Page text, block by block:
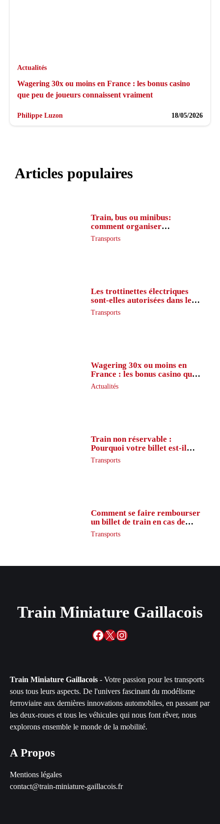
Actualités
Wagering 30x ou moins en France : les bonus casino
que peu de joueurs connaissent vraiment
Philippe Luzon 18/05/2026
Articles populaires
Train, bus ou minibus:
comment organiser
l’itinéraire en France
Transports
Les trottinettes électriques
sont-elles autorisées dans le
métro ?
Transports
Wagering 30x ou moins en
France : les bonus casino que
peu de joueurs connaissent
vraiment
Actualités
Train non réservable :
Pourquoi votre billet est-il
inaccessible ?
Transports
Comment se faire rembourser
un billet de train en cas de
retard ?
Transports
Train Miniature Gaillacois
Facebook
X Instagram
Train Miniature Gaillacois - Votre passion pour les transports
sous tous leurs aspects. De l'univers fascinant du modélisme
ferroviaire aux dernières innovations automobiles, en passant par
les deux-roues et tous les véhicules qui nous font rêver, nous
explorons ensemble le monde de la mobilité.
A Propos
Mentions légales
contact@train-miniature-gaillacois.fr